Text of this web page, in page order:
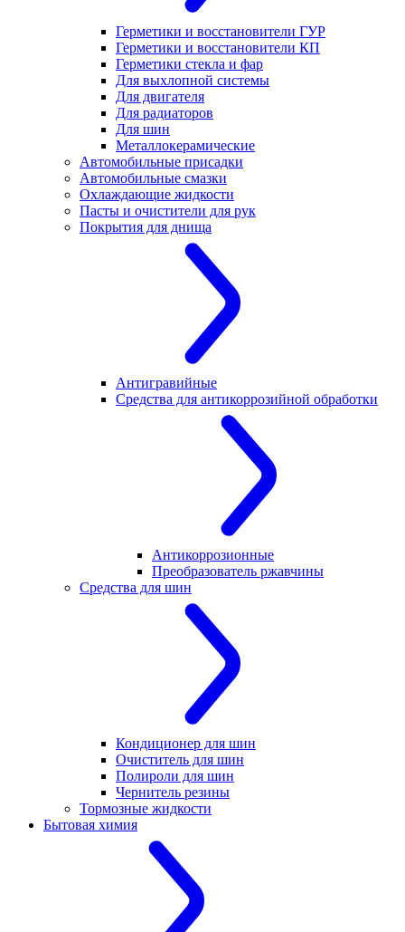
Герметики и восстановители ГУР
Герметики и восстановители КП
Герметики стекла и фар
Для выхлопной системы
Для двигателя
Для радиаторов
Для шин
Металлокерамические
Автомобильные присадки
Автомобильные смазки
Охлаждающие жидкости
Пасты и очистители для рук
Покрытия для днища
Антигравийные
Средства для антикоррозийной обработки
Антикоррозионные
Преобразователь ржавчины
Средства для шин
Кондиционер для шин
Очиститель для шин
Полироли для шин
Чернитель резины
Тормозные жидкости
Бытовая химия